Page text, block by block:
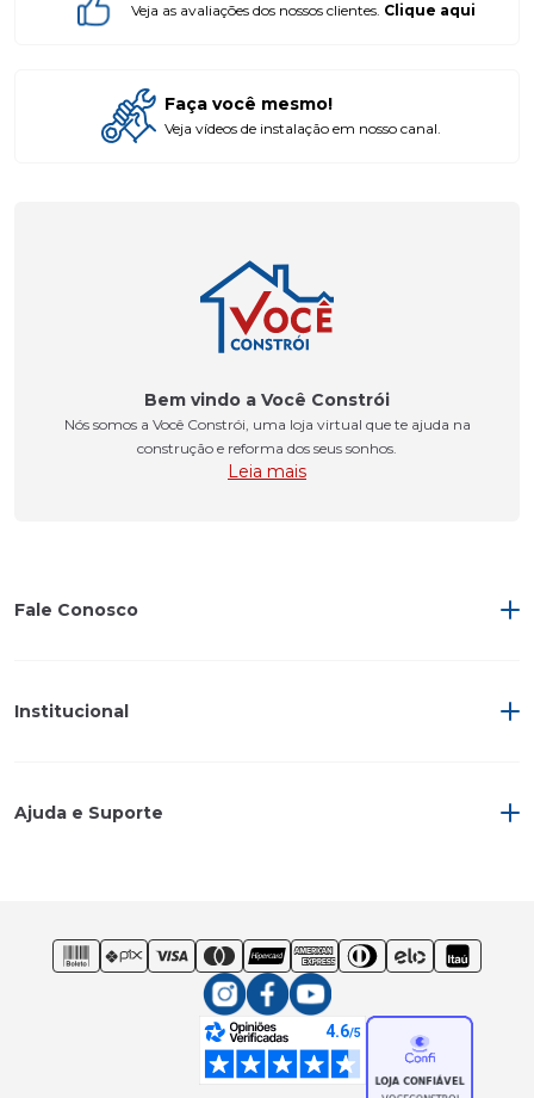
Veja as avaliações dos nossos clientes. Clique aqui
Faça você mesmo!
Veja vídeos de instalação em nosso canal.
Bem vindo a Você Constrói
Nós somos a Você Constrói, uma loja virtual que te ajuda na
construção e reforma dos seus sonhos.
Leia mais
Fale Conosco
Institucional
Ajuda e Suporte